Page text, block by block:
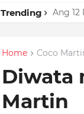
Trending Ang
Home Coco
Diwata
Martin